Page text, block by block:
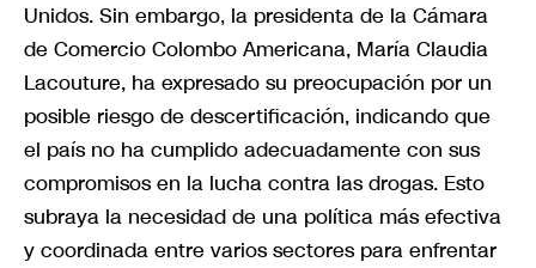
Unidos. Sin embargo, la presidenta de la Cámara
de Comercio Colombo Americana, María Claudia
Lacouture, ha expresado su preocupación por un
posible riesgo de descertificación, indicando que
el país no ha cumplido adecuadamente con sus
compromisos en la lucha contra las drogas. Esto
subraya la necesidad de una política más efectiva
y coordinada entre varios sectores para enfrentar